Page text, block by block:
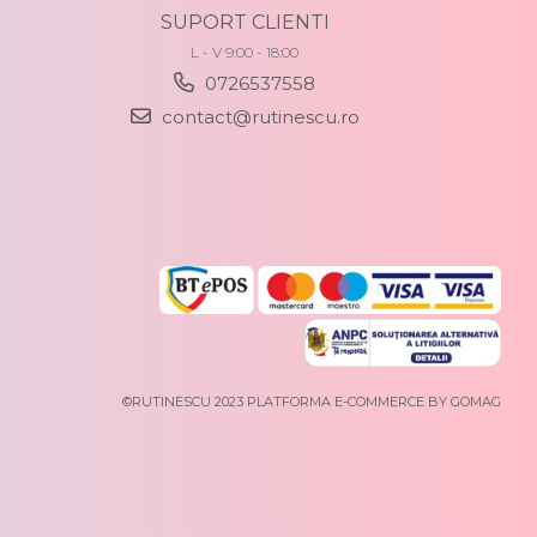
SUPORT CLIENTI
L - V 9:00 - 18:00
0726537558
contact@rutinescu.ro
©RUTINESCU 2023 PLATFORMA E-COMMERCE BY GOMAG